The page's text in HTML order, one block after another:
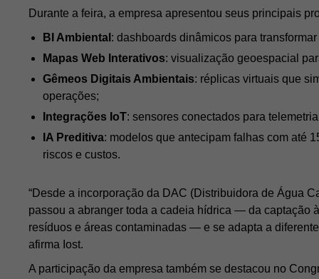
Durante a feira, a empresa apresentou seus principais
BI Ambiental : dashboards dinâmicos para
Mapas Web Interativos: visualização geoespacial
Gêmeos Digitais Ambientais: réplicas virtuais que
operações;
Integrações IoT: sensores conectados para
IA Preditiva: modelos que antecipam falhas com até
riscos e custos.
“Desde a incorporação da DAC (Distribuidora de Água
passou a abranger toda a cadeia hídrica — da captação
resíduos e áreas contaminadas — e se adapta a
afirma Iost.
A participação da empresa também se destacou no